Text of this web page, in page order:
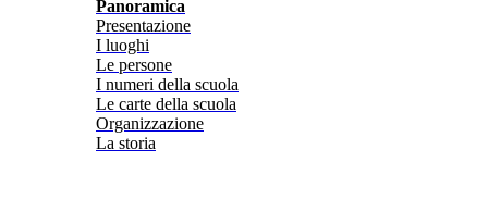
Panoramica
Presentazione
I luoghi
Le persone
I numeri della scuola
Le carte della scuola
Organizzazione
La storia